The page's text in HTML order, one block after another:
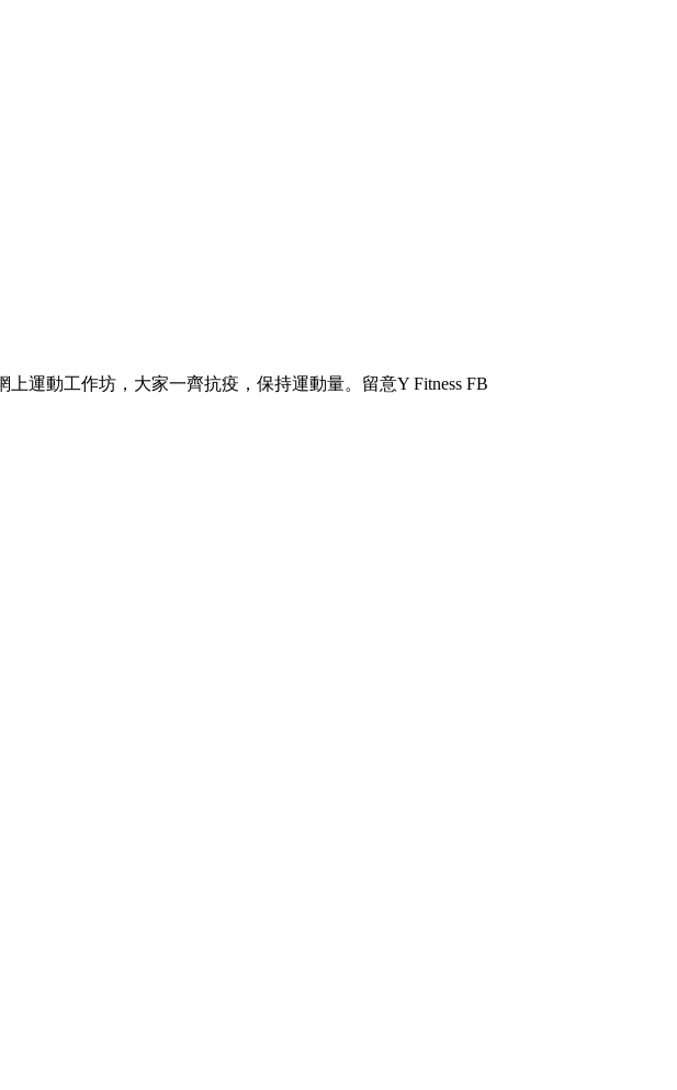
上運動工作坊，大家一齊抗疫，保持運動量。留意Y Fitness FB